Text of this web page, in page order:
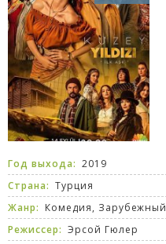
Год выхода: 2019
Страна: Турция
Жанр: Комедия, Зарубежный
Режиссер: Эрсой Гюлер